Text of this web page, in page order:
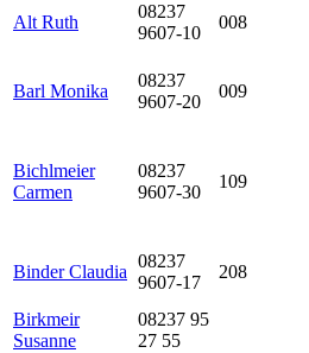
Alt Ruth
08237
9607-10
008
Barl Monika
08237
9607-20
009
Bichlmeier
Carmen
08237
9607-30
109
Binder Claudia
08237
9607-17
208
Birkmeir
Susanne
08237 95
27 55